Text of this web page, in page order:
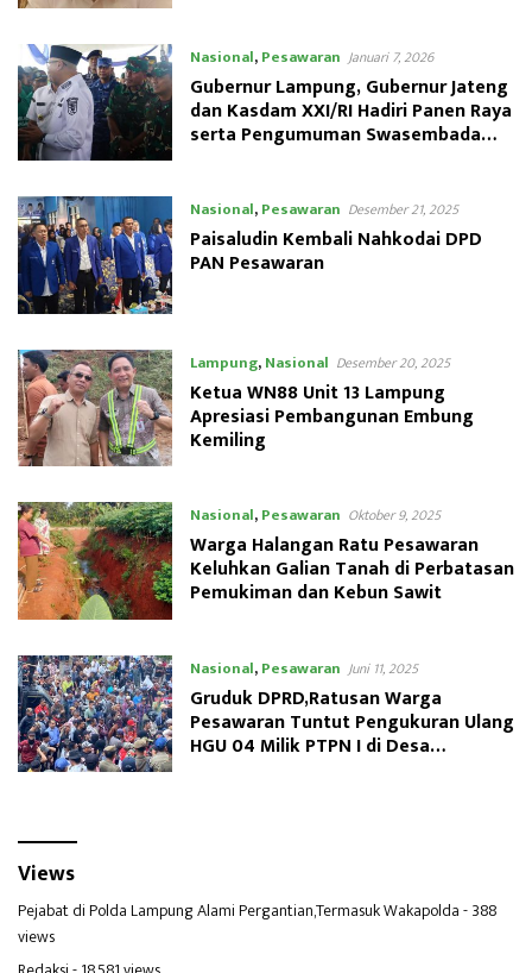
Nasional,Pesawaran Januari 7, 2026
Gubernur Lampung, Gubernur Jateng
dan Kasdam XXI/RI Hadiri Panen Raya
serta Pengumuman Swasembada
Nasional,Pesawaran Desember 21, 2025
Paisaludin Kembali Nahkodai DPD
PAN Pesawaran
Lampung,Nasional Desember 20, 2025
Ketua WN88 Unit 13 Lampung
Apresiasi Pembangunan Embung
Kemiling
Nasional,Pesawaran Oktober 9, 2025
Warga Halangan Ratu Pesawaran
Keluhkan Galian Tanah di Perbatasan
Pemukiman dan Kebun Sawit
Nasional,Pesawaran Juni 11, 2025
Gruduk DPRD,Ratusan Warga
Pesawaran Tuntut Pengukuran Ulang
HGU 04 Milik PTPN I di Desa
Views
Pejabat di Polda Lampung Alami Pergantian,Termasuk Wakapolda- 388
views